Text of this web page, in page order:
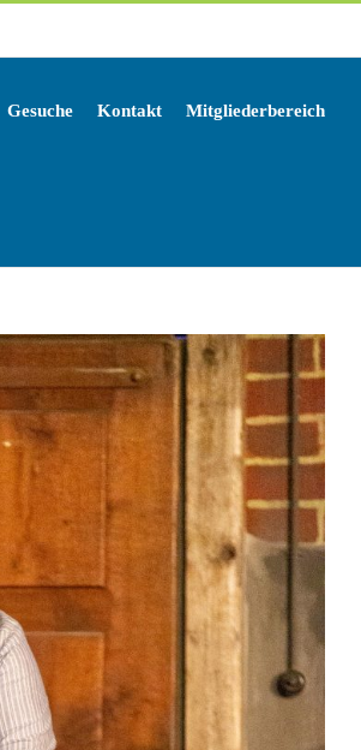
Gesuche Kontakt Mitgliederbereich